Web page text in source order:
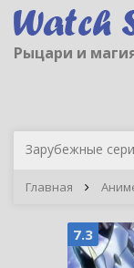
Рыцари и
Зарубежные
Главная
7.3